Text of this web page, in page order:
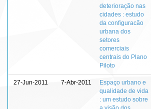
deterioração nas
cidades : estudo
da configuracão
urbana dos
setores
comerciais
centrais do Plano
Piloto
27-Jun-2011 7-Abr-2011
Espaço urbano e
qualidade de vida
: um estudo sobre